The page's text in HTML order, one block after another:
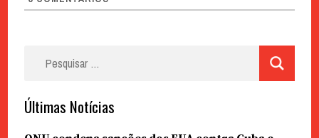
Últimas Notícias